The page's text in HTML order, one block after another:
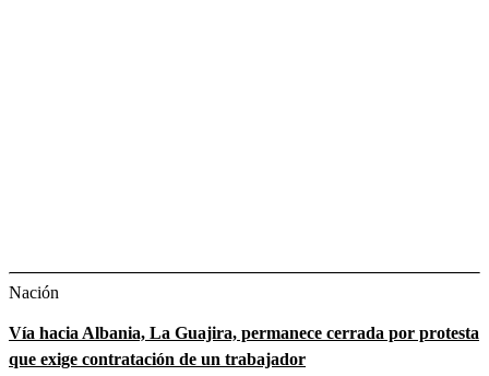
Nación
Vía hacia Albania, La Guajira, permanece cerrada por protesta
que exige contratación de un trabajador